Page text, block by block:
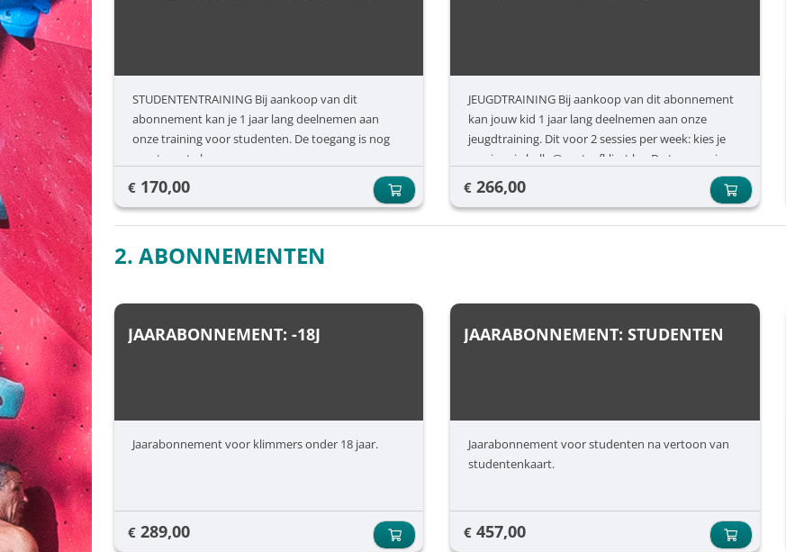
STUDENTENTRAINING Bij aankoop van dit
abonnement kan je 1 jaar lang deelnemen aan
onze training voor studenten. De toegang is nog
apart aan te kopen.
€ 170,00
JEUGDTRAINING Bij aankoop van dit abonnement
kan jouw kid 1 jaar lang deelnemen aan onze
jeugdtraining. Dit voor 2 sessies per week: kies je
sessies via hallo@gustaafklimt.be. De toegang is
nog apart aan te kopen.
€ 266,00
2. ABONNEMENTEN
JAARABONNEMENT: -18J
Jaarabonnement voor klimmers onder 18 jaar.
€ 289,00
JAARABONNEMENT: STUDENTEN
Jaarabonnement voor studenten na vertoon van
studentenkaart.
€ 457,00